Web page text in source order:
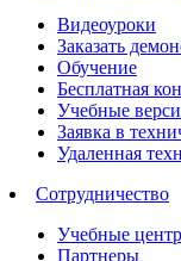
Видеоуроки
Заказать
Обучение
Бесплатная
Учебные
Заявка в
Удаленная
Сотрудничество
Учебные
Партнеры